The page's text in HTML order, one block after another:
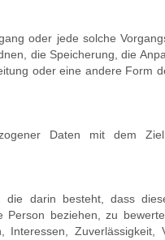
oder jede solche
die Speicherung, die
oder eine andere Form
Daten mit dem
darin besteht, dass
beziehen, zu
Interessen, Zuverlässigkeit,